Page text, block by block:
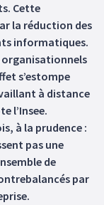
Cette
la réduction des
informatiques.
s’estompe
à distance
l’Insee.
à la prudence :
pas une
de
par